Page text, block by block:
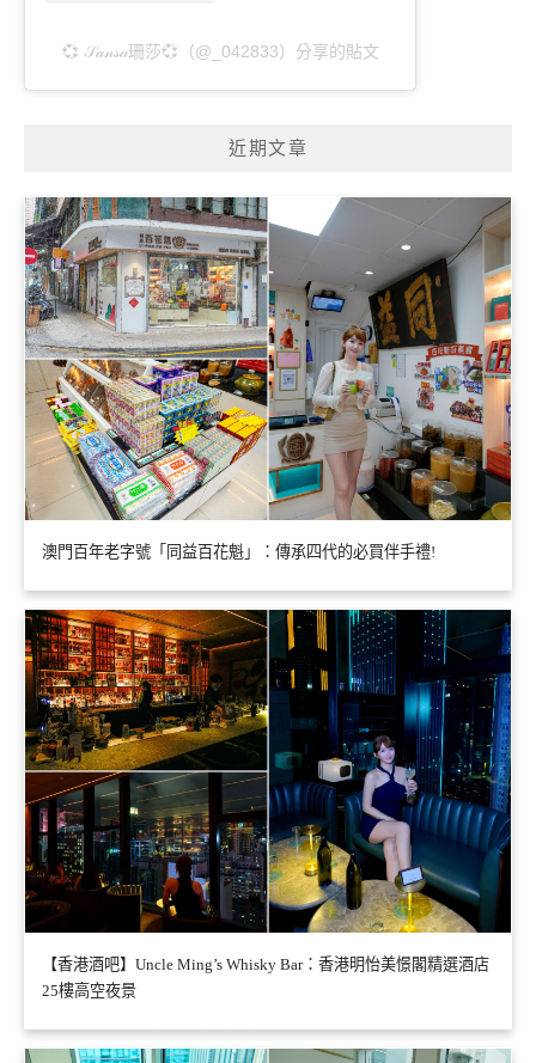
💞 𝒮𝒶𝓃𝓈𝒶珊莎💞（@_042833）分享的貼文
近期文章
澳門百年老字號「同益百花魁」：傳承四代的必買伴手禮!
【香港酒吧】Uncle Ming’s Whisky Bar：香港明怡美憬閣精選酒店
25樓高空夜景